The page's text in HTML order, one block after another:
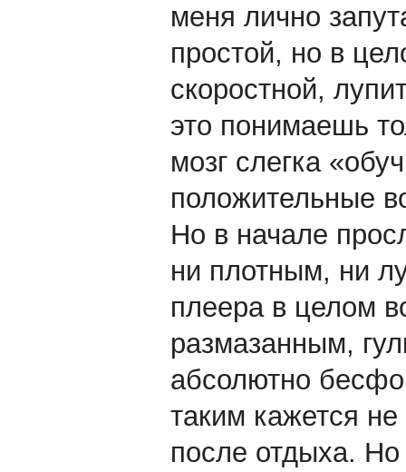
меня лично
простой, но в
скоростной,
это понимаешь
мозг слегка
положительные
Но в начале
ни плотным, ни
плеера в целом
размазанным,
абсолютно
таким кажется
после отдыха.